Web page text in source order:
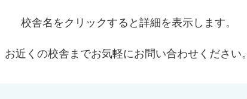
校舎名をクリックすると詳細を表示します。
お近くの校舎までお気軽にお問い合わせください。